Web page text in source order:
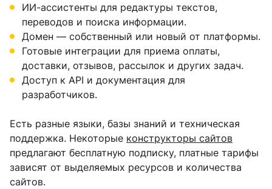
ИИ-ассистенты для редактуры текстов,
переводов и поиска информации.
Домен — собственный или новый от платформы.
Готовые интеграции для приема оплаты,
доставки, отзывов, рассылок и других задач.
Доступ к API и документация для
разработчиков.
Есть разные языки, базы знаний и техническая
поддержка. Некоторые конструкторы сайтов
предлагают бесплатную подписку, платные тарифы
зависят от выделяемых ресурсов и количества
сайтов.